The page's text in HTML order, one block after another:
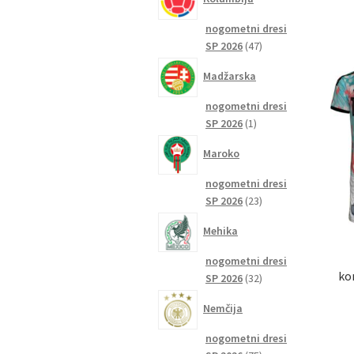
nogometni dresi
SP 2026 4747
Madžarska
nogometni dresi
SP 2026 11
Maroko
nogometni dresi
SP 2026 2323
Mehika
nogometni dresi
SP 2026 3232
Nemčija
nogometni dresi